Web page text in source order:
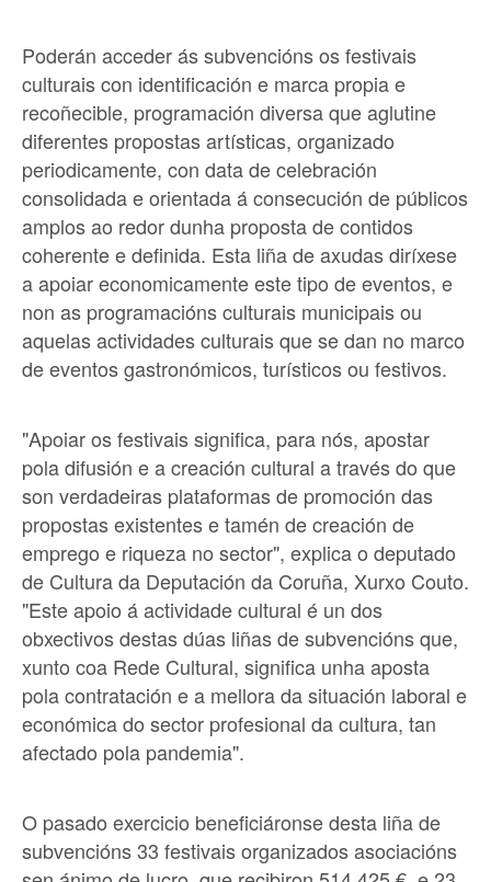
Poderán acceder ás subvencións os festivais
culturais con identificación e marca propia e
recoñecible, programación diversa que aglutine
diferentes propostas artísticas, organizado
periodicamente, con data de celebración
consolidada e orientada á consecución de públicos
amplos ao redor dunha proposta de contidos
coherente e definida. Esta liña de axudas diríxese
a apoiar economicamente este tipo de eventos, e
non as programacións culturais municipais ou
aquelas actividades culturais que se dan no marco
de eventos gastronómicos, turísticos ou festivos.
"Apoiar os festivais significa, para nós, apostar
pola difusión e a creación cultural a través do que
son verdadeiras plataformas de promoción das
propostas existentes e tamén de creación de
emprego e riqueza no sector", explica o deputado
de Cultura da Deputación da Coruña, Xurxo Couto.
"Este apoio á actividade cultural é un dos
obxectivos destas dúas liñas de subvencións que,
xunto coa Rede Cultural, significa unha aposta
pola contratación e a mellora da situación laboral e
económica do sector profesional da cultura, tan
afectado pola pandemia".
O pasado exercicio beneficiáronse desta liña de
subvencións 33 festivais organizados asociacións